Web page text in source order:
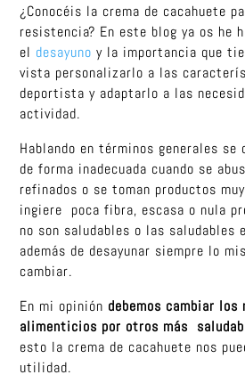
¿Conocéis la crema de cacahuete
resistencia? En este blog ya os he
el desayuno y la importancia que
vista personalizarlo a las
deportista y adaptarlo a las
actividad.
Hablando en términos generales se
de forma inadecuada cuando se
refinados o se toman productos
ingiere poca fibra, escasa o nula
no son saludables o las saludables
además de desayunar siempre lo
cambiar.
En mi opinión debemos cambiar los
alimenticios por otros más
esto la crema de cacahuete nos
utilidad.